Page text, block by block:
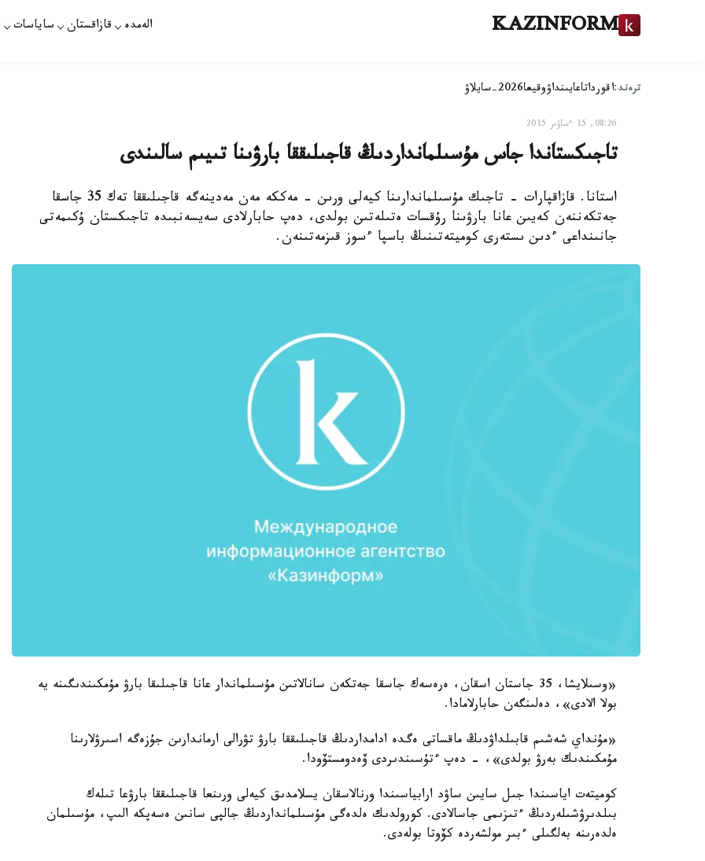
KAZINFORM الەمدە قازاقستان ساياسات
ترەند:اقورداتاعايىنداۋوقيعا2026-سايلاۋ
08:26, 15 ءساۋىر 2015
تاجىكستاندا جاس مۇسىلمانداردىڭ قاجىلىققا بارۋىنا تىيىم سالىندى
استانا. قازاقپارات - تاجىك مۇسىلماندارىنا كيەلى ورىن - مەككە مەن مەدينەگە قاجىلىققا تەك 35 جاسقا
جەتكەننەن كەيىن عانا بارۋىنا رۇقسات ەتىلەتىن بولدى، دەپ حابارلادى سەيسەنبىدە تاجىكستان ۇكىمەتى
جانىنداعى ءدىن ىستەرى كوميتەتىنىڭ باسپا ءسوز قىزمەتىنەن.
«وسىلايشا، 35 جاستان اسقان، ەرەسەك جاسقا جەتكەن سانالاتىن مۇسىلماندار عانا قاجىلىقا بارۋ مۇمكىندىگىنە يە
بولا الادى»، دەلىنگەن حابارلامادا.
«مۇنداي شەشىم قابىلداۋدىڭ ماقساتى ەگدە ادامداردىڭ قاجىلىققا بارۋ تۋرالى ارماندارىن جۇزەگە اسىرۋلارىنا
مۇمكىندىك بەرۋ بولدى»، - دەپ ءتۇسىندىردى ۆەدومستۆودا.
كوميتەت اياسىندا جىل سايىن ساۋد ارابياسىندا ورنالاسقان يسلامدىق كيەلى ورىنعا قاجىلىققا بارۋعا تىلەك
بىلدىرۋشىلەردىڭ ءتىزىمى جاسالادى. كورولدىك ەلدەگى مۇسىلمانداردىڭ جالپى سانىن ەسەپكە الىپ، مۇسىلمان
ەلدەرىنە بەلگىلى ءبىر مولشەردە كۆوتا بولەدى.